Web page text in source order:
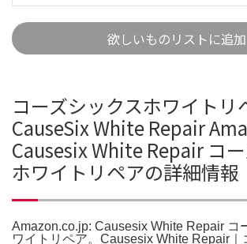
欲しいものリストに追加
コーズシックスホワイト
CauseSix White Repair
Causesix White Repair コ
ホワイトリペアの詳細情報
Amazon.co.jp: Causesix White Repair コ
ワイトリペア。Causesix White Repair｜